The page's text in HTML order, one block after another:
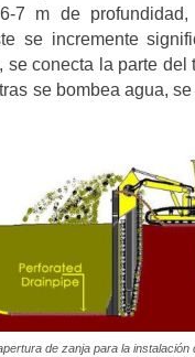
7 m de
se incremente
se conecta la parte del
se bombea agua,
de zanja para la instalación